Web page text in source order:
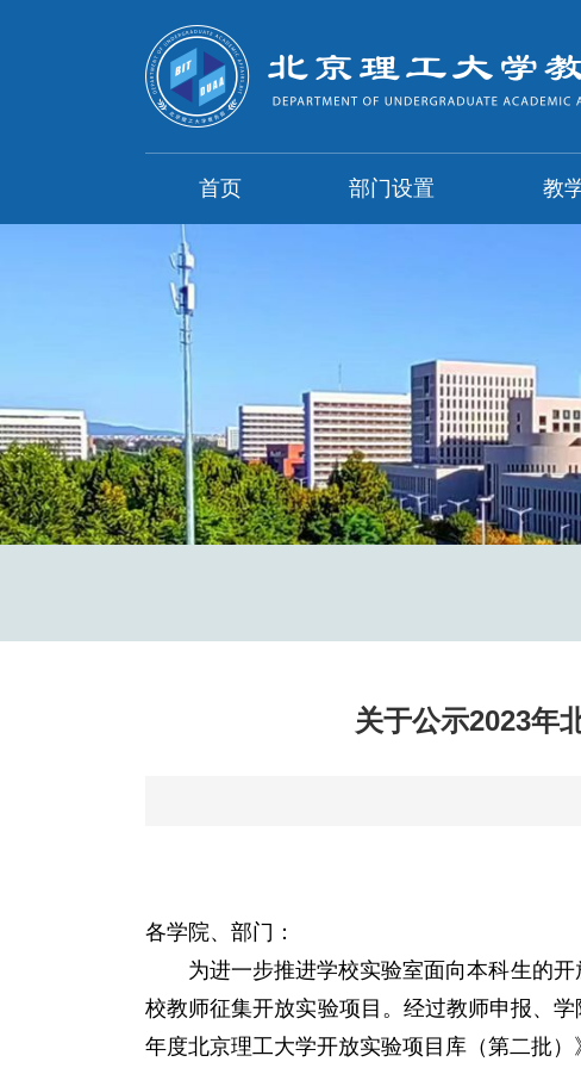
首页 部门设置 教
关于公示2023年
各学院、部门：
为进一步推进学校实验室面向本科生的
校教师征集开放实验项目。经过教师申报、
年度北京理工大学开放实验项目库（第二批）